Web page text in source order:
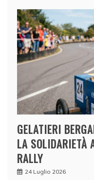
GELATIERI
LA SOLIDARIETÀ
RALLY
24 Luglio 2026